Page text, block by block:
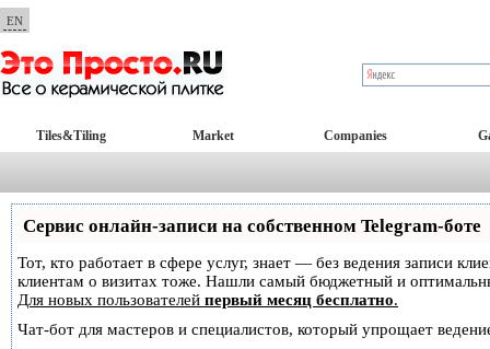
EN
Tiles&Tiling Market Companies
Сервис онлайн-записи на собственном Telegram-боте
Тот, кто работает в сфере услуг, знает — без ведения записи
клиентам о визитах тоже. Нашли самый бюджетный и
Для новых пользователей первый месяц бесплатно.
Чат-бот для мастеров и специалистов, который упрощает